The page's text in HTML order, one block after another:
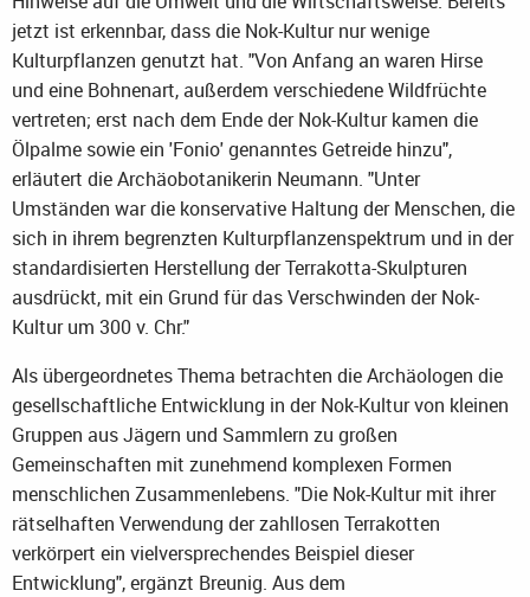
jetzt ist erkennbar, dass die Nok-Kultur nur wenige
Kulturpflanzen genutzt hat. "Von Anfang an waren Hirse
und eine Bohnenart, außerdem verschiedene Wildfrüchte
vertreten; erst nach dem Ende der Nok-Kultur kamen die
Ölpalme sowie ein 'Fonio' genanntes Getreide hinzu",
erläutert die Archäobotanikerin Neumann. "Unter
Umständen war die konservative Haltung der Menschen, die
sich in ihrem begrenzten Kulturpflanzenspektrum und in der
standardisierten Herstellung der Terrakotta-Skulpturen
ausdrückt, mit ein Grund für das Verschwinden der Nok-
Kultur um 300 v. Chr."
Als übergeordnetes Thema betrachten die Archäologen die
gesellschaftliche Entwicklung in der Nok-Kultur von kleinen
Gruppen aus Jägern und Sammlern zu großen
Gemeinschaften mit zunehmend komplexen Formen
menschlichen Zusammenlebens. "Die Nok-Kultur mit ihrer
rätselhaften Verwendung der zahllosen Terrakotten
verkörpert ein vielversprechendes Beispiel dieser
Entwicklung", ergänzt Breunig. Aus dem